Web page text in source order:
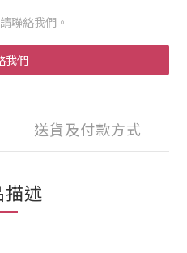
聯絡我們。
我們
送貨及付款方式
描述